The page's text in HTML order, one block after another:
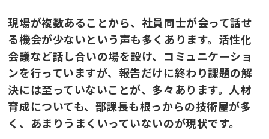
現場が複数あることから、社員同士が会って話せ
る機会が少ないという声も多くあります。活性化
会議など話し合いの場を設け、コミュニケーショ
ンを行っていますが、報告だけに終わり課題の解
決には至っていないことが、多々あります。人材
育成についても、部課長も根っからの技術屋が多
く、あまりうまくいっていないのが現状です。